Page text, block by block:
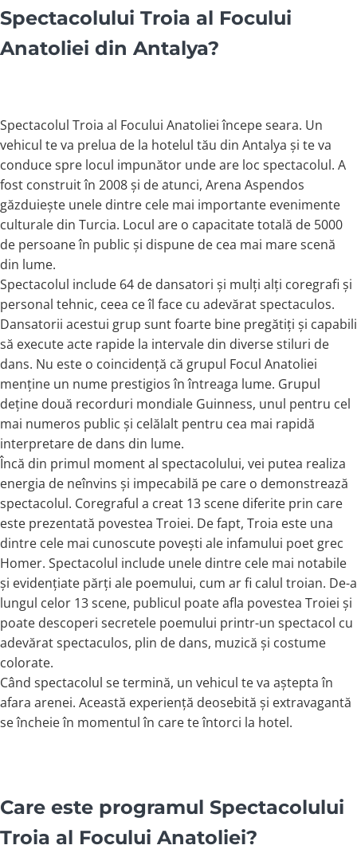
Spectacolului Troia al Focului
Anatoliei din Antalya?
Spectacolul Troia al Focului Anatoliei începe seara. Un
vehicul te va prelua de la hotelul tău din Antalya și te va
conduce spre locul impunător unde are loc spectacolul. A
fost construit în 2008 și de atunci, Arena Aspendos
găzduiește unele dintre cele mai importante evenimente
culturale din Turcia. Locul are o capacitate totală de 5000
de persoane în public și dispune de cea mai mare scenă
din lume.
Spectacolul include 64 de dansatori și mulți alți coregrafi și
personal tehnic, ceea ce îl face cu adevărat spectaculos.
Dansatorii acestui grup sunt foarte bine pregătiți și capabili
să execute acte rapide la intervale din diverse stiluri de
dans. Nu este o coincidență că grupul Focul Anatoliei
menține un nume prestigios în întreaga lume. Grupul
deține două recorduri mondiale Guinness, unul pentru cel
mai numeros public și celălalt pentru cea mai rapidă
interpretare de dans din lume.
Încă din primul moment al spectacolului, vei putea realiza
energia de neînvins și impecabilă pe care o demonstrează
spectacolul. Coregraful a creat 13 scene diferite prin care
este prezentată povestea Troiei. De fapt, Troia este una
dintre cele mai cunoscute povești ale infamului poet grec
Homer. Spectacolul include unele dintre cele mai notabile
și evidențiate părți ale poemului, cum ar fi calul troian. De-a
lungul celor 13 scene, publicul poate afla povestea Troiei și
poate descoperi secretele poemului printr-un spectacol cu
adevărat spectaculos, plin de dans, muzică și costume
colorate.
Când spectacolul se termină, un vehicul te va aștepta în
afara arenei. Această experiență deosebită și extravagantă
se încheie în momentul în care te întorci la hotel.
Care este programul Spectacolului
Troia al Focului Anatoliei?